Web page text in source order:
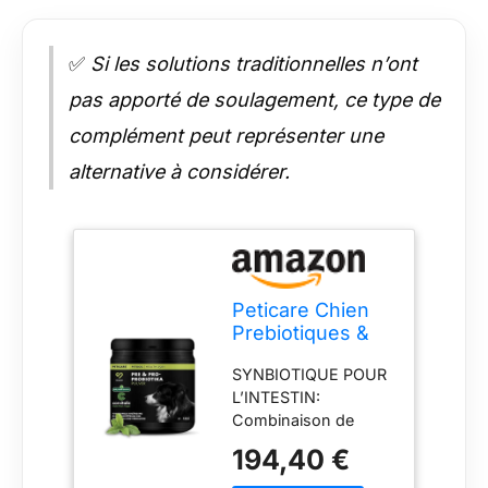
✅ Si les solutions traditionnelles n’ont
pas apporté de soulagement, ce type de
complément peut représenter une
alternative à considérer.
Peticare Chien
Prebiotiques &
système
immunitaire Fort,
nettoie intestins,
Flore intestinale,
soulage
SYNBIOTIQUE POUR
L’INTESTIN:
Combinaison de
probiotiques
194,40 €